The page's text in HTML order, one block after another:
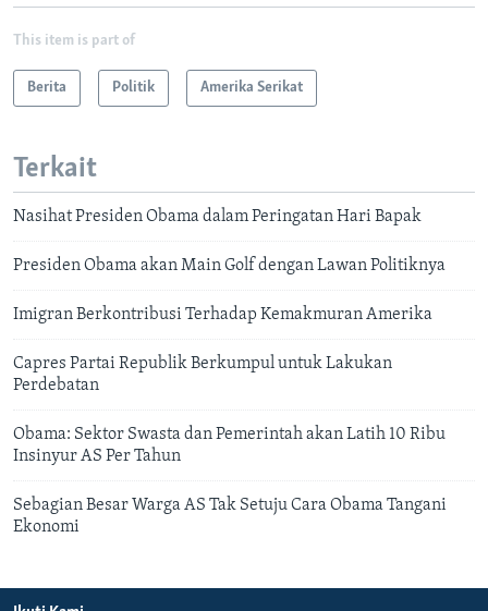
This item is part of
Berita Politik Amerika Serikat
Terkait
Nasihat Presiden Obama dalam Peringatan Hari Bapak
Presiden Obama akan Main Golf dengan Lawan Politiknya
Imigran Berkontribusi Terhadap Kemakmuran Amerika
Capres Partai Republik Berkumpul untuk Lakukan
Perdebatan
Obama: Sektor Swasta dan Pemerintah akan Latih 10 Ribu
Insinyur AS Per Tahun
Sebagian Besar Warga AS Tak Setuju Cara Obama Tangani
Ekonomi